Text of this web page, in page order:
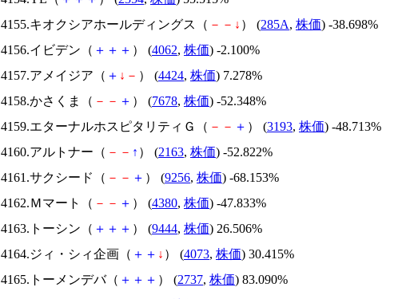
4155.キオクシアホールディングス（ － － ↓ ） (285A, 株価) -38.698%
4156.イビデン（ ＋ ＋ ＋ ） (4062, 株価) -2.100%
4157.アメイジア（ ＋ ↓ － ） (4424, 株価) 7.278%
4158.かさくま（ － － ＋ ） (7678, 株価) -52.348%
4159.エターナルホスピタリティＧ（ － － ＋ ） (3193, 株価) -48.713%
4160.アルトナー（ － － ↑ ） (2163, 株価) -52.822%
4161.サクシード（ － － ＋ ） (9256, 株価) -68.153%
4162.Ｍマート（ － － ＋ ） (4380, 株価) -47.833%
4163.トーシン（ ＋ ＋ ＋ ） (9444, 株価) 26.506%
4164.ジィ・シィ企画（ ＋ ＋ ↓ ） (4073, 株価) 30.415%
4165.トーメンデバ（ ＋ ＋ ＋ ） (2737, 株価) 83.090%